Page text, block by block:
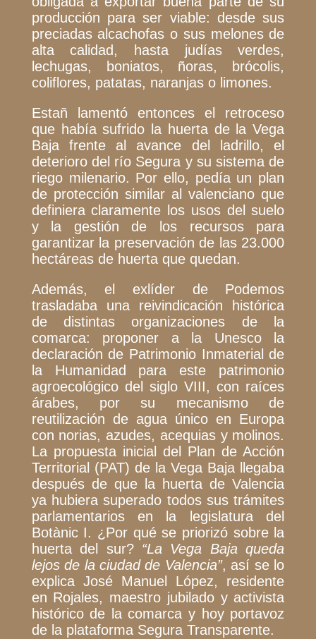
producción para ser viable: desde sus
preciadas alcachofas o sus melones de
alta calidad, hasta judías verdes,
lechugas, boniatos, ñoras, brócolis,
coliflores, patatas, naranjas o limones.
Estañ lamentó entonces el retroceso
que había sufrido la huerta de la Vega
Baja frente al avance del ladrillo, el
deterioro del río Segura y su sistema de
riego milenario. Por ello, pedía un plan
de protección similar al valenciano que
definiera claramente los usos del suelo
y la gestión de los recursos para
garantizar la preservación de las 23.000
hectáreas de huerta que quedan.
Además, el exlíder de Podemos
trasladaba una reivindicación histórica
de distintas organizaciones de la
comarca: proponer a la Unesco la
declaración de Patrimonio Inmaterial de
la Humanidad para este patrimonio
agroecológico del siglo VIII, con raíces
árabes, por su mecanismo de
reutilización de agua único en Europa
con norias, azudes, acequias y molinos.
La propuesta inicial del Plan de Acción
Territorial (PAT) de la Vega Baja llegaba
después de que la huerta de Valencia
ya hubiera superado todos sus trámites
parlamentarios en la legislatura del
Botànic I. ¿Por qué se priorizó sobre la
huerta del sur? “La Vega Baja queda
lejos de la ciudad de Valencia”, así se lo
explica José Manuel López, residente
en Rojales, maestro jubilado y activista
histórico de la comarca y hoy portavoz
de la plataforma Segura Transparente.